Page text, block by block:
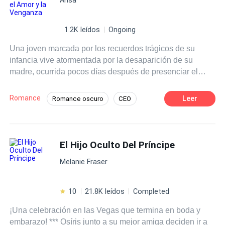
ligação com ele seja mais do que destino… pode ser a
chave para entender quem realmente é. Mas quanto mais
verdades emergem, mais perigoso se torna o caminho.
dispostos a caçá-la para impedir que seu verdadeiro
legado venha à tona.
1.2K leídos Ongoing
Una joven marcada por los recuerdos trágicos de su
infancia vive atormentada por la desaparición de su
madre, ocurrida pocos días después de presenciar el
Lyra ha crecido y está decidida a descubrir la verdad. Sin
embargo, su búsqueda la lleva a enredarse en una red de
madre? ¿Podrá descubrir quién fue el verdadero
responsable de aquella tragedia que cambió su vida para
siempre?
Romance Romance oscuro CEO Leer
El Hijo Oculto Del Príncipe
Melanie Fraser
10 21.8K leídos Completed
¡Una celebración en las Vegas que termina en boda y
embarazo! *** Osíris junto a su mejor amiga deciden ir a